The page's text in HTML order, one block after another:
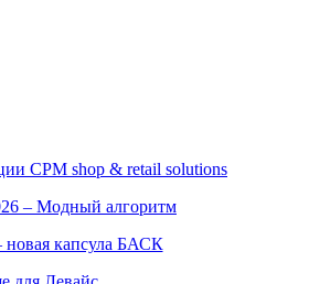
CPM shop & retail solutions
– Модный алгоритм
новая капсула БАСК